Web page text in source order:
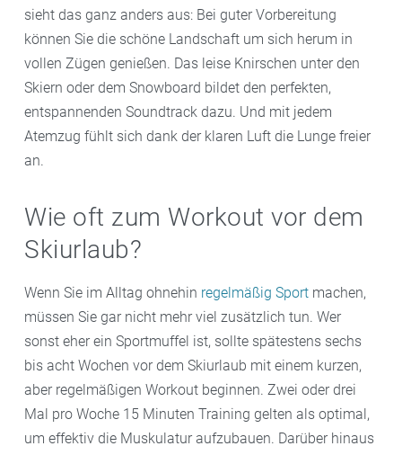
sieht das ganz anders aus: Bei guter Vorbereitung
können Sie die schöne Landschaft um sich herum in
vollen Zügen genießen. Das leise Knirschen unter den
Skiern oder dem Snowboard bildet den perfekten,
entspannenden Soundtrack dazu. Und mit jedem
Atemzug fühlt sich dank der klaren Luft die Lunge freier
an.
Wie oft zum Workout vor dem
Skiurlaub?
Wenn Sie im Alltag ohnehin regelmäßig Sport machen,
müssen Sie gar nicht mehr viel zusätzlich tun. Wer
sonst eher ein Sportmuffel ist, sollte spätestens sechs
bis acht Wochen vor dem Skiurlaub mit einem kurzen,
aber regelmäßigen Workout beginnen. Zwei oder drei
Mal pro Woche 15 Minuten Training gelten als optimal,
um effektiv die Muskulatur aufzubauen. Darüber hinaus